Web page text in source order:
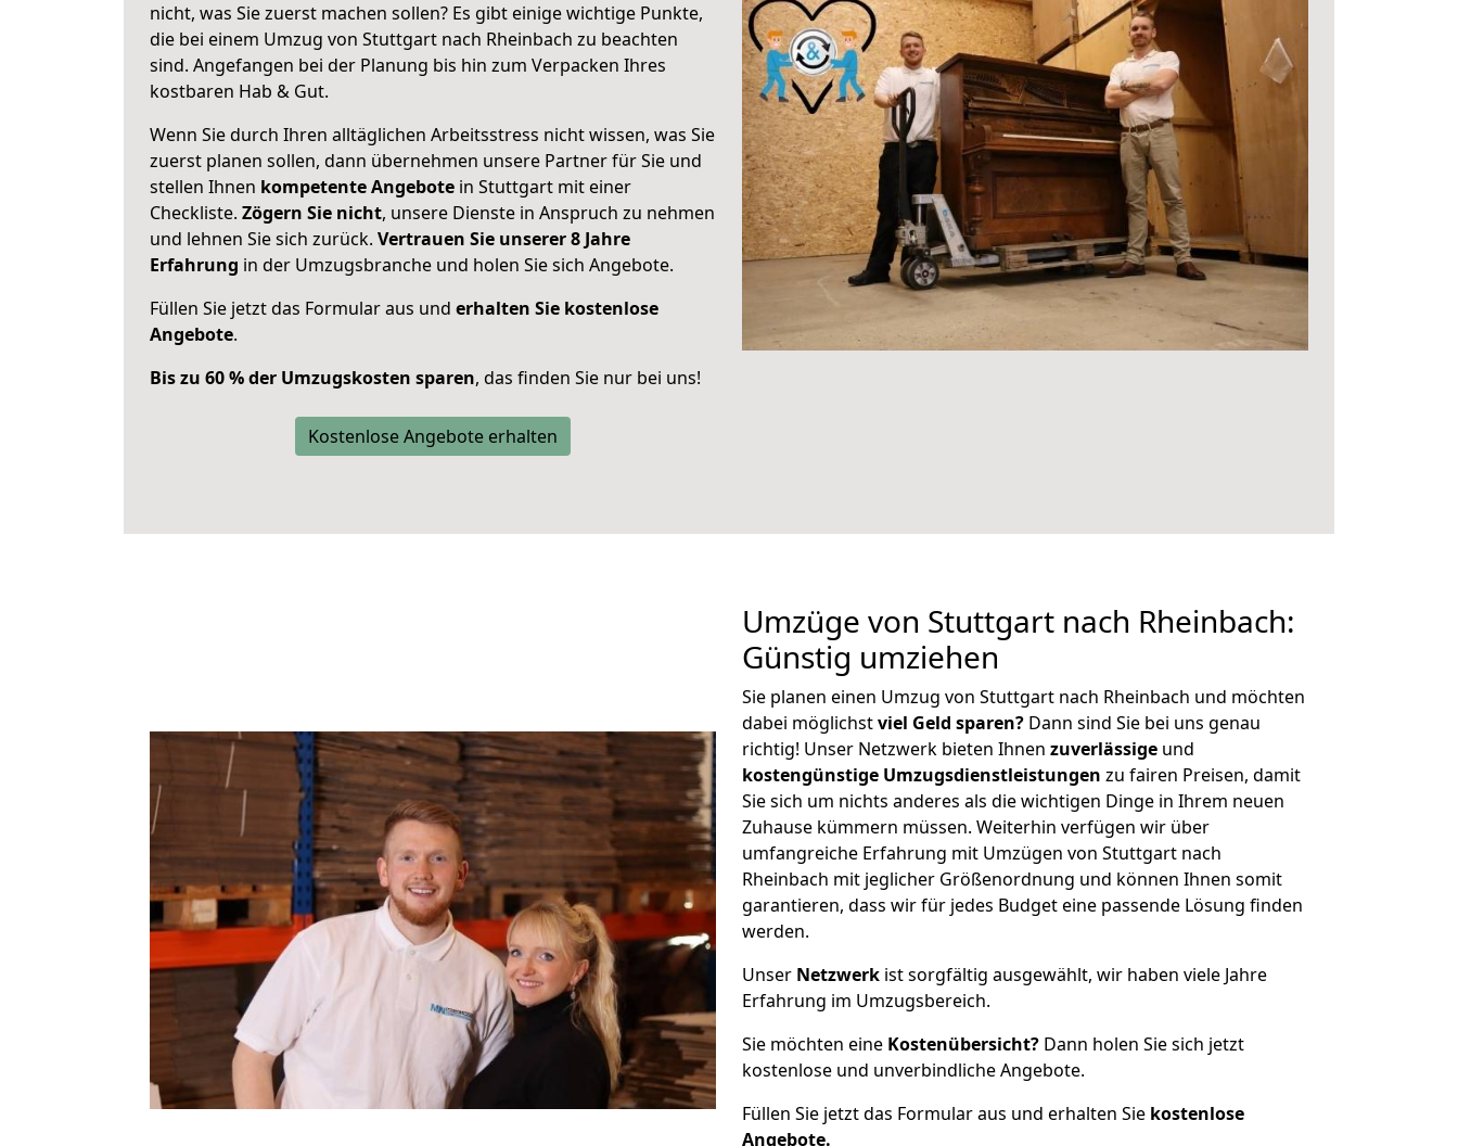
nicht, was Sie zuerst machen sollen? Es gibt einige wichtige Punkte,
die bei einem Umzug von Stuttgart nach Rheinbach zu beachten
sind. Angefangen bei der Planung bis hin zum Verpacken Ihres
kostbaren Hab & Gut.
Wenn Sie durch Ihren alltäglichen Arbeitsstress nicht wissen, was Sie
zuerst planen sollen, dann übernehmen unsere Partner für Sie und
stellen Ihnen kompetente Angebote in Stuttgart mit einer
Checkliste. Zögern Sie nicht, unsere Dienste in Anspruch zu nehmen
und lehnen Sie sich zurück. Vertrauen Sie unserer 8 Jahre
Erfahrung in der Umzugsbranche und holen Sie sich Angebote.
Füllen Sie jetzt das Formular aus und erhalten Sie kostenlose
Angebote.
Bis zu 60 % der Umzugskosten sparen, das finden Sie nur bei uns!
Kostenlose Angebote erhalten
Umzüge von Stuttgart nach Rheinbach:
Günstig umziehen
Sie planen einen Umzug von Stuttgart nach Rheinbach und möchten
dabei möglichstviel Geld sparen? Dann sind Sie bei uns genau
richtig! Unser Netzwerk bieten Ihnen zuverlässige und
kostengünstige Umzugsdienstleistungen zu fairen Preisen, damit
Sie sich um nichts anderes als die wichtigen Dinge in Ihrem neuen
Zuhause kümmern müssen. Weiterhin verfügen wir über
umfangreiche Erfahrung mit Umzügen von Stuttgart nach
Rheinbach mit jeglicher Größenordnung und können Ihnen somit
garantieren, dass wir für jedes Budget eine passende Lösung finden
werden.
Unser Netzwerk ist sorgfältig ausgewählt, wir haben viele Jahre
Erfahrung im Umzugsbereich.
Sie möchten eine Kostenübersicht? Dann holen Sie sich jetzt
kostenlose und unverbindliche Angebote.
Füllen Sie jetzt das Formular aus und erhalten Sie kostenlose
Angebote.